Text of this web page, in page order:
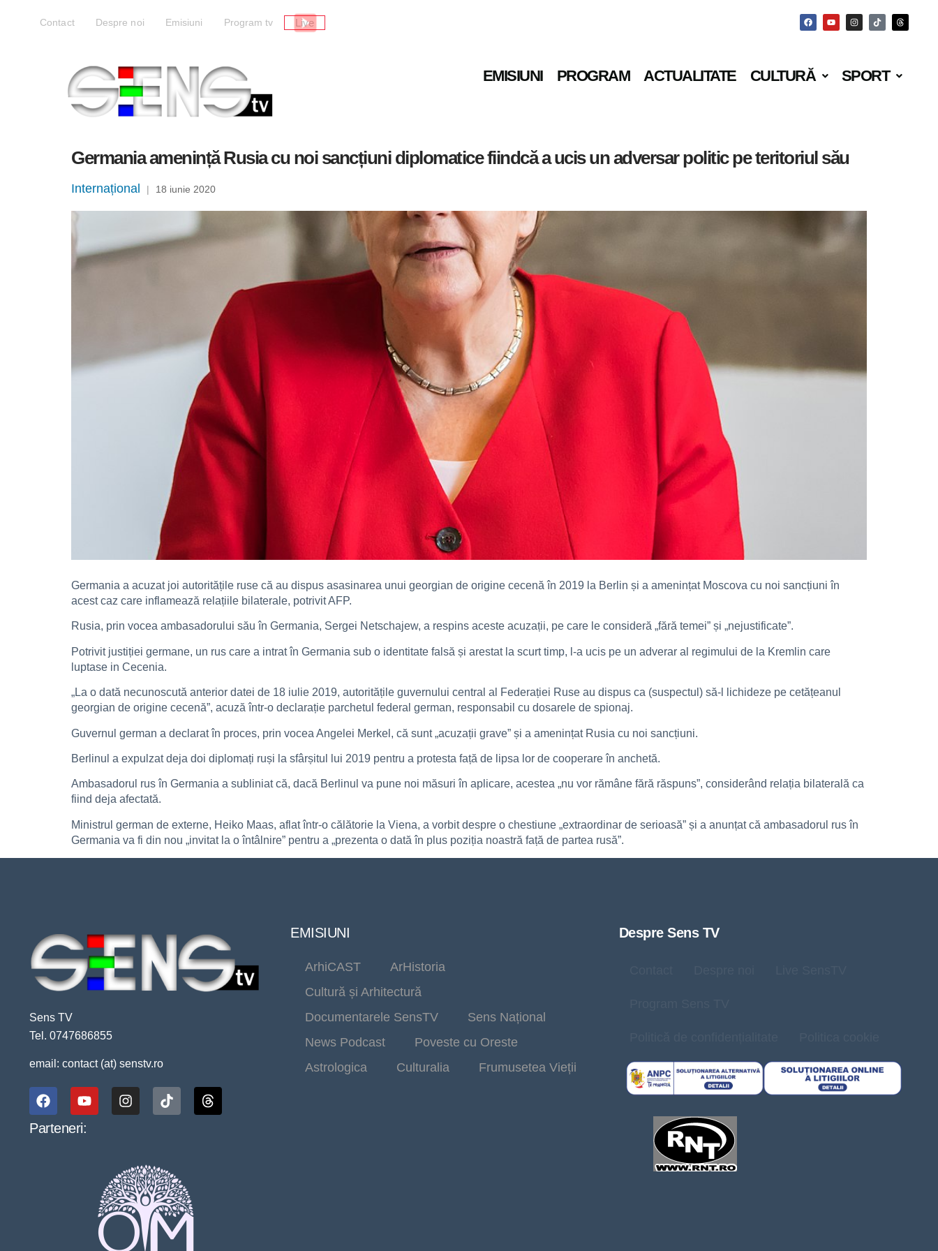
Contact Despre noi Emisiuni Program tv Live
EMISIUNI PROGRAM ACTUALITATE CULTURĂ SPORT
Germania amenință Rusia cu noi sancțiuni diplomatice fiindcă a ucis un adversar politic pe teritoriul său
Internațional | 18 iunie 2020
Germania a acuzat joi autoritățile ruse că au dispus asasinarea unui georgian de origine cecenă în 2019 la Berlin și a amenințat Moscova cu noi sancțiuni în
acest caz care inflamează relațiile bilaterale, potrivit AFP.
Rusia, prin vocea ambasadorului său în Germania, Sergei Netschajew, a respins aceste acuzații, pe care le consideră „fără temei” și „nejustificate”.
Potrivit justiției germane, un rus care a intrat în Germania sub o identitate falsă și arestat la scurt timp, l-a ucis pe un adverar al regimului de la Kremlin care
luptase in Cecenia.
„La o dată necunoscută anterior datei de 18 iulie 2019, autoritățile guvernului central al Federației Ruse au dispus ca (suspectul) să-l lichideze pe cetățeanul
georgian de origine cecenă”, acuză într-o declarație parchetul federal german, responsabil cu dosarele de spionaj.
Guvernul german a declarat în proces, prin vocea Angelei Merkel, că sunt „acuzații grave” și a amenințat Rusia cu noi sancțiuni.
Berlinul a expulzat deja doi diplomați ruși la sfârșitul lui 2019 pentru a protesta față de lipsa lor de cooperare în anchetă.
Ambasadorul rus în Germania a subliniat că, dacă Berlinul va pune noi măsuri în aplicare, acestea „nu vor rămâne fără răspuns”, considerând relația bilaterală ca
fiind deja afectată.
Ministrul german de externe, Heiko Maas, aflat într-o călătorie la Viena, a vorbit despre o chestiune „extraordinar de serioasă” și a anunțat că ambasadorul rus în
Germania va fi din nou „invitat la o întâlnire” pentru a „prezenta o dată în plus poziția noastră față de partea rusă”.
Sens TV
Tel. 0747686855
email: contact (at) senstv.ro
Parteneri:
EMISIUNI
ArhiCAST
ArHistoria
Cultură și Arhitectură
Documentarele SensTV
Sens Național
News Podcast
Poveste cu Oreste
Astrologica
Culturalia Frumusetea Vieții
Despre Sens TV